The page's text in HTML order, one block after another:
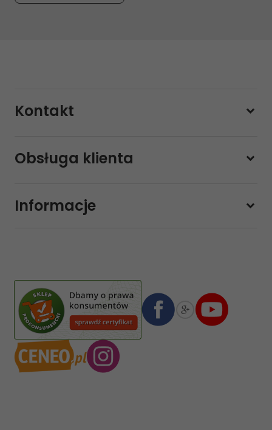
Kontakt
228800000
sklep@sklep-muzyczny.com.pl
08 1140 2004 0000 3102 4903 0792
Obsługa klienta
Informacje